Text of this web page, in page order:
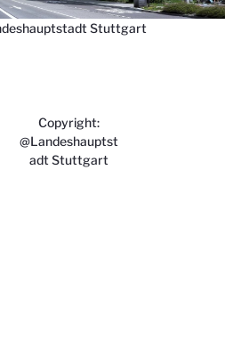
Stuttgart
Copyright:
@Landeshauptst
adt Stuttgart